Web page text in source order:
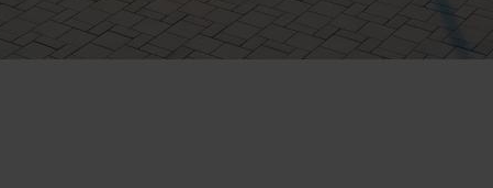
0808 189 0714
929 236 4585
Instagram
WhatsApp